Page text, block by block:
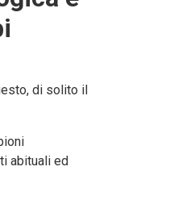
di solito il
abituali ed